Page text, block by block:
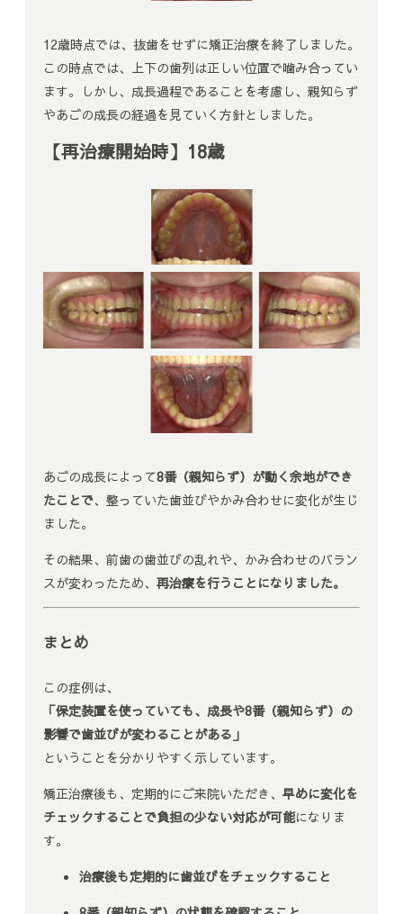
12歳時点では、抜歯をせずに矯正治療を終了しました。
この時点では、上下の歯列は正しい位置で噛み合ってい
ます。しかし、成長過程であることを考慮し、親知らず
やあごの成長の経過を見ていく方針としました。
【再治療開始時】18歳
あごの成長によって8番（親知らず）が動く余地ができ
たことで、整っていた歯並びやかみ合わせに変化が生じ
ました。
その結果、前歯の歯並びの乱れや、かみ合わせのバラン
スが変わったため、 再治療を行うことになりました。
まとめ
この症例は、
「保定装置を使っていても、成長や8番（親知らず）の
影響で歯並びが変わることがある」
ということを分かりやすく示しています。
矯正治療後も、定期的にご来院いただき、 早めに変化を
チェックすることで負担の少ない対応が可能になりま
す。
治療後も定期的に歯並びをチェックすること